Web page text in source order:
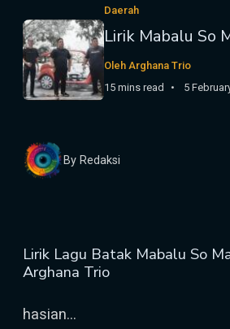
Daerah
Lirik Mabalu So
Oleh Arghana Trio
15 mins read
5
By Redaksi
Lirik Lagu Batak Mabalu So
Arghana Trio
hasian...